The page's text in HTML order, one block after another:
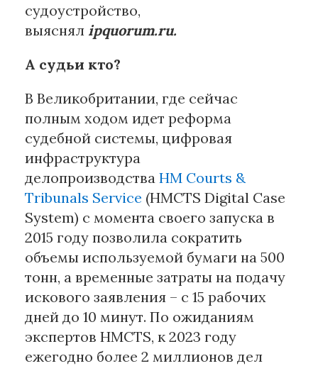
судоустройство,
выяснял ipquorum.ru.
А судьи кто?
В Великобритании, где сейчас
полным ходом идет реформа
судебной системы, цифровая
инфраструктура
делопроизводства HM Courts &
Tribunals Service (HMCTS Digital Case
System) с момента своего запуска в
2015 году позволила сократить
объемы используемой бумаги на 500
тонн, а временные затраты на подачу
искового заявления – с 15 рабочих
дней до 10 минут. По ожиданиям
экспертов HMCTS, к 2023 году
ежегодно более 2 миллионов дел